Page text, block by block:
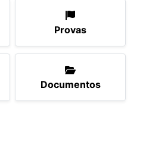
Provas
Documentos